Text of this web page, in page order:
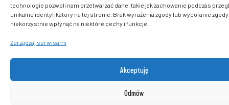
technologie pozwoli nam przetwarzać dane, takie jak zachowanie podczas
unikalne identyfikatory na tej stronie. Brak wyrażenia zgody lub wycofanie
niekorzystnie wpłynąć na niektóre cechy i funkcje.
Zarządzaj serwisami
Akceptuję
Odmów